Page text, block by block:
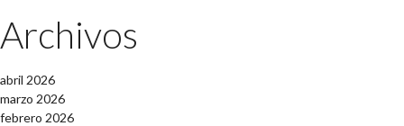
Archivos
abril 2026
marzo 2026
febrero 2026